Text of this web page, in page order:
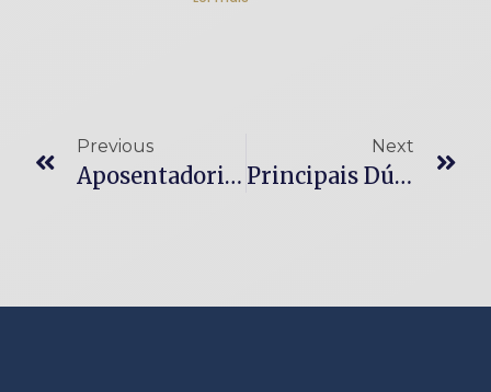
Previous
Aposentadoria | Como Garantir O Melhor Benefício?
Next
Principais Dúvidas Sobre A Reforma Da Previdência